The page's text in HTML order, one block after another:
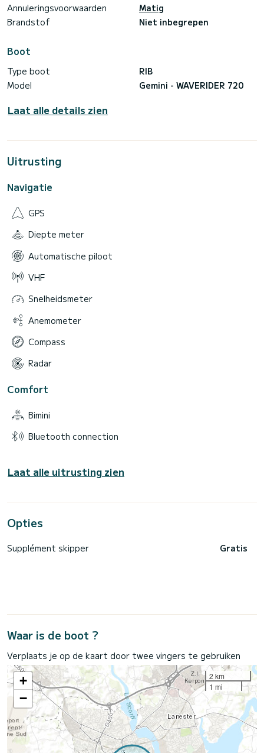
Annuleringsvoorwaarden
Matig
Brandstof
Niet inbegrepen
Boot
Type boot
RIB
Model
Gemini - WAVERIDER 720
Laat alle details zien
Uitrusting
Navigatie
GPS
Diepte meter
Automatische piloot
VHF
Snelheidsmeter
Anemometer
Compass
Radar
Comfort
Bimini
Bluetooth connection
Laat alle uitrusting zien
Opties
Supplément skipper Gratis
Waar is de boot ?
Verplaats je op de kaart door twee vingers te gebruiken
+
−
2 km
1 mi